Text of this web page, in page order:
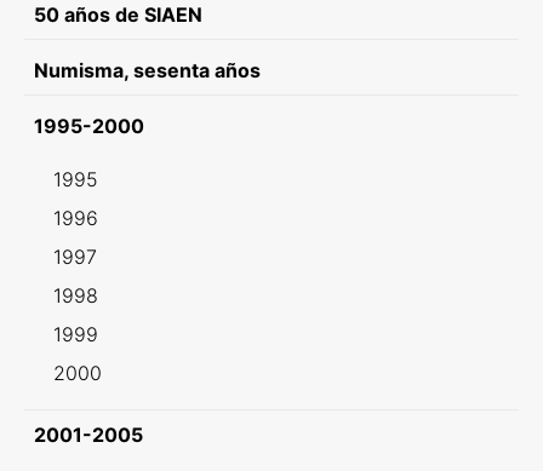
50 años de SIAEN
Numisma, sesenta años
1995-2000
1995
1996
1997
1998
1999
2000
2001-2005